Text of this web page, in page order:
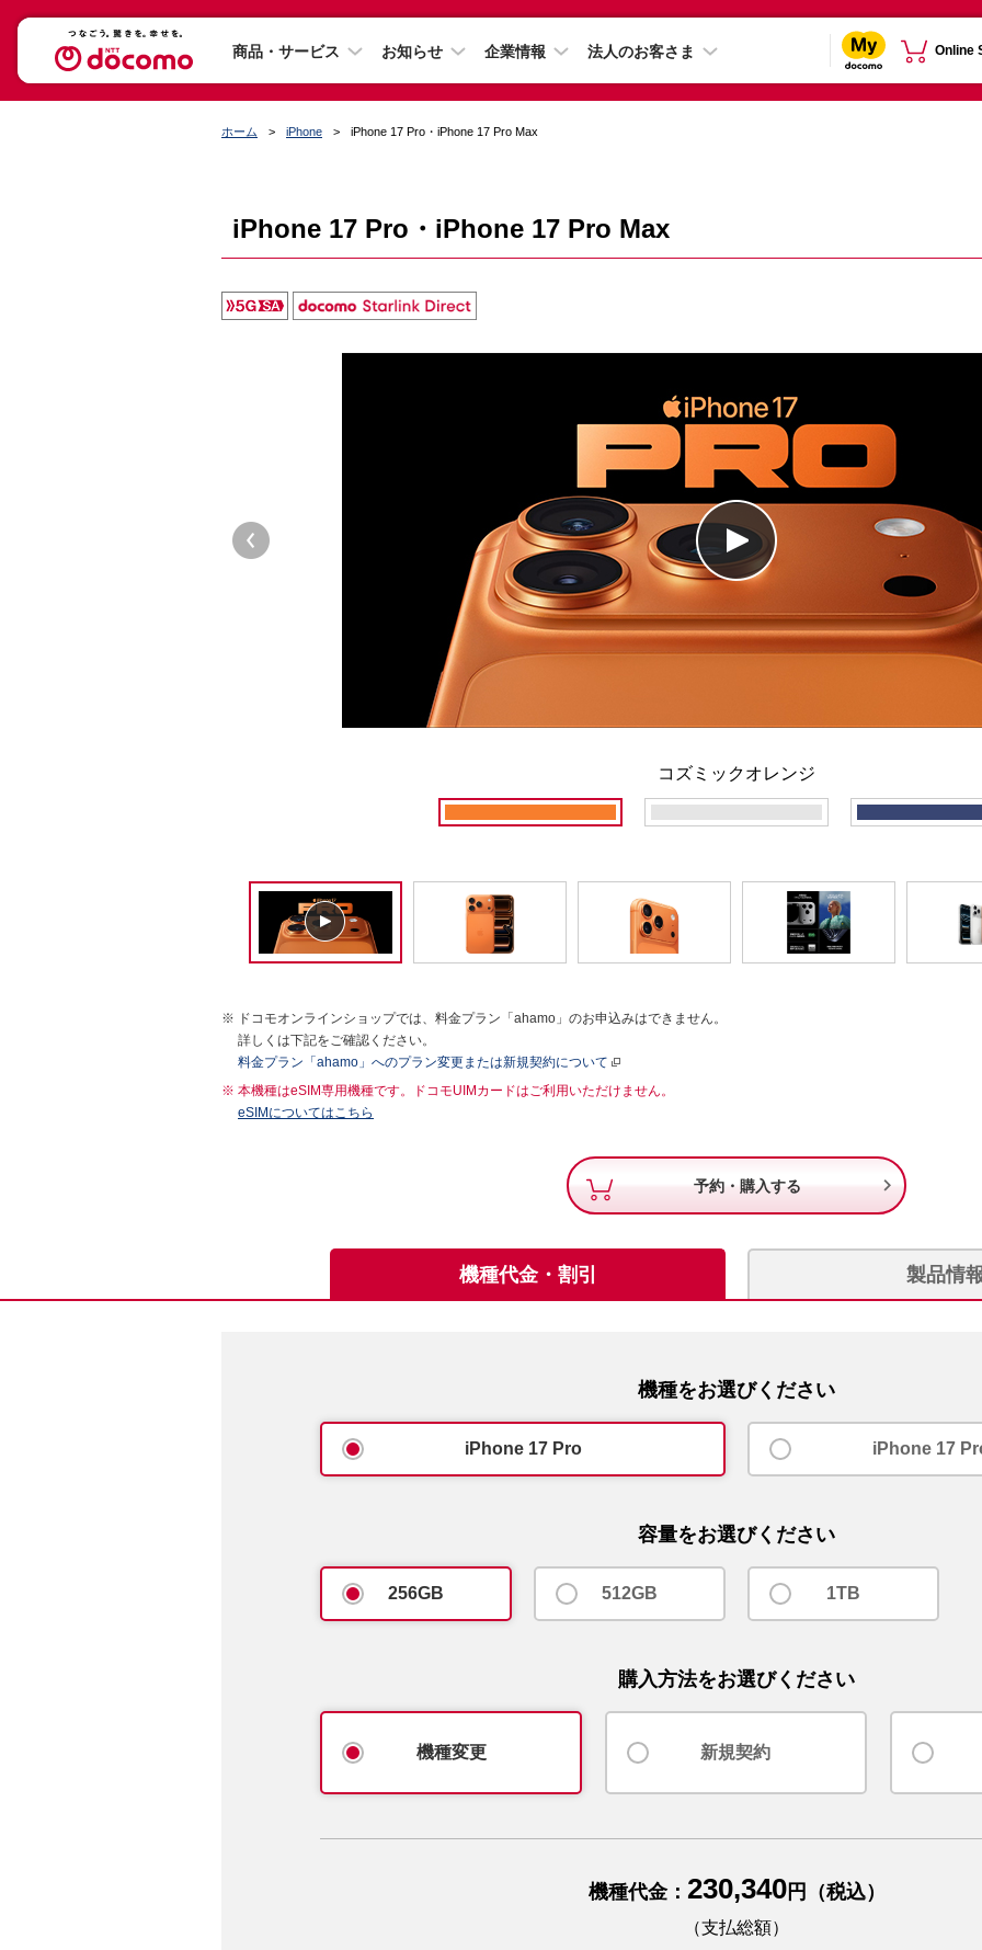
商品・サービス お知らせ 企業情報 法人のお客さま Online
ホーム iPhone iPhone 17 Pro・iPhone 17 Pro Max
iPhone 17 Pro・iPhone 17 Pro Max
コズミックオレンジ
ドコモオンラインショップでは、料金プラン「ahamo」のお申込みはできません。
詳しくは下記をご確認ください。
料金プラン「ahamo」へのプラン変更または新規契約について
本機種はeSIM専用機種です。ドコモUIMカードはご利用いただけません。
eSIMについてはこちら
予約・購入する 
機種代金・割引 製品情
機種をお選びください
iPhone 17 Pro iPhone 17
容量をお選びください
256GB 512GB 1TB
購入方法をお選びください
機種変更 新規契約
機種代金： 230,340円（税込）
（支払総額）